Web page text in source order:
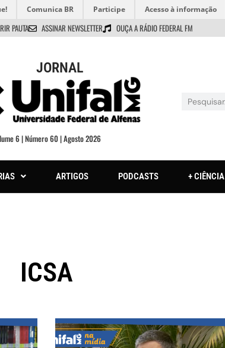
Comunica BR Participe Acesso à informação
PAUTA ASSINAR NEWSLETTER OUÇA A RÁDIO FEDERAL FM
JORNAL
6 | Número 60 | Agosto 2026
ARTIGOS PODCASTS + CIÊNCIA
ICSA